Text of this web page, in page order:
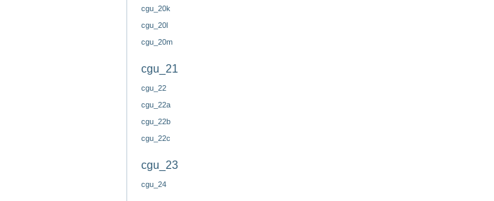
cgu_20k
cgu_20l
cgu_20m
cgu_21
cgu_22
cgu_22a
cgu_22b
cgu_22c
cgu_23
cgu_24